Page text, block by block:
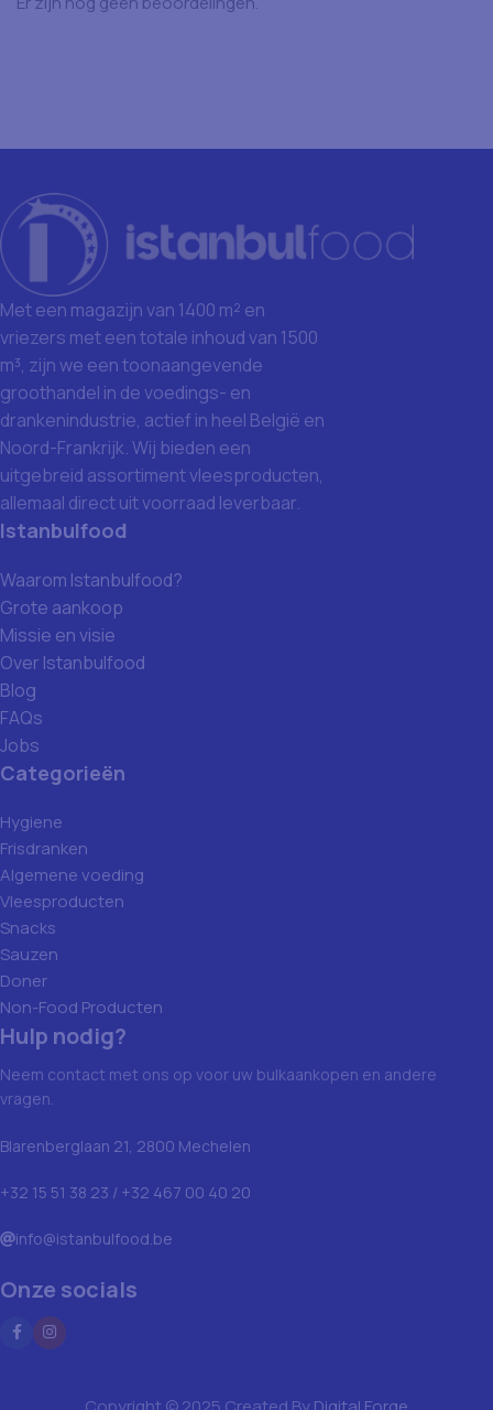
Met een magazijn van 1400 m² en
vriezers met een totale inhoud van 1500
m³, zijn we een toonaangevende
groothandel in de voedings- en
drankenindustrie, actief in heel België en
Noord-Frankrijk. Wij bieden een
uitgebreid assortiment vleesproducten,
allemaal direct uit voorraad leverbaar.
Istanbulfood
Waarom Istanbulfood?
Grote aankoop
Missie en visie
Over Istanbulfood
Blog
FAQs
Jobs
Categorieën
Hygiene
Frisdranken
Algemene voeding
Vleesproducten
Snacks
Sauzen
Doner
Non-Food Producten
Hulp nodig?
Neem contact met ons op voor uw bulkaankopen en andere
vragen.
Blarenberglaan 21, 2800 Mechelen
+32 15 51 38 23 / +32 467 00 40 20
info@istanbulfood.be
Onze socials